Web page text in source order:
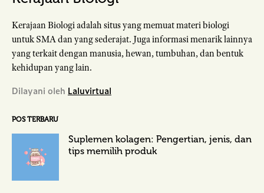
Kerajaan Biologi adalah situs yang memuat materi biologi
untuk SMA dan yang sederajat. Juga informasi menarik lainnya
yang terkait dengan manusia, hewan, tumbuhan, dan bentuk
kehidupan yang lain.
Dilayani oleh Laluvirtual
POS TERBARU
Suplemen kolagen: Pengertian, jenis, dan
tips memilih produk